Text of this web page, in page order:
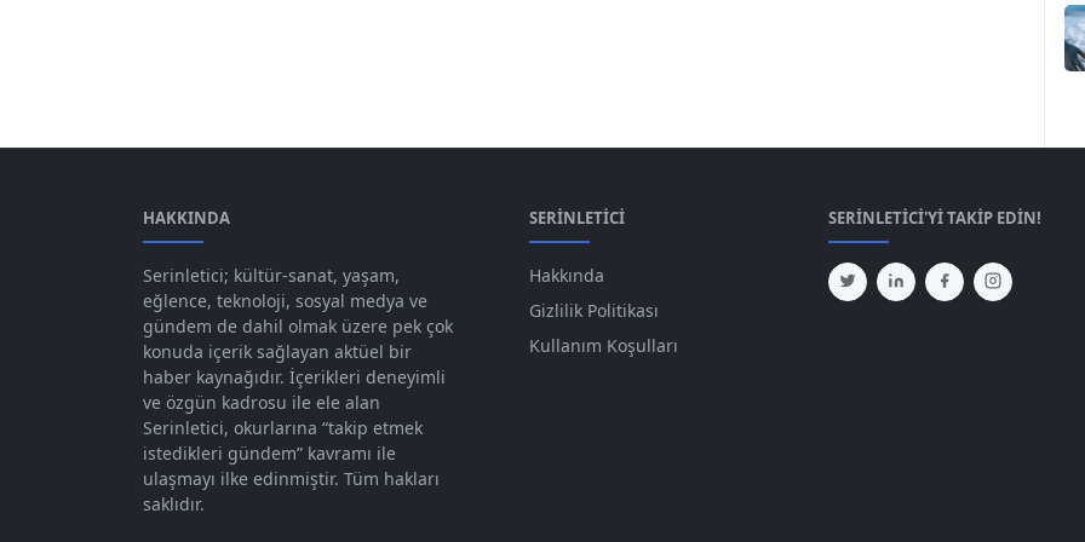
HAKKINDA
Serinletici; kültür-sanat, yaşam,
eğlence, teknoloji, sosyal medya ve
gündem de dahil olmak üzere pek çok
konuda içerik sağlayan aktüel bir
haber kaynağıdır. İçerikleri deneyimli
ve özgün kadrosu ile ele alan
Serinletici, okurlarına “takip etmek
istedikleri gündem” kavramı ile
ulaşmayı ilke edinmiştir. Tüm hakları
saklıdır.
SERINLETICI
Hakkında
Gizlilik Politikası
Kullanım Koşulları
SERINLETICI'YI TAKIP EDIN!